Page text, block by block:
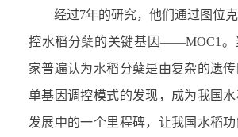
经过7年的研究，他们通过图位
控水稻分蘖的关键基因——MOC1。
家普遍认为水稻分蘖是由复杂的遗
单基因调控模式的发现，成为我国
发展中的一个里程碑，让我国水稻